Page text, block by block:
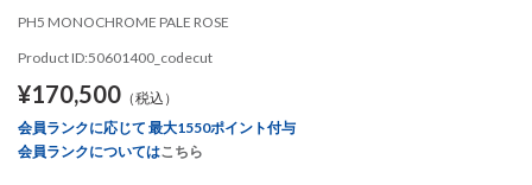
PH5 MONOCHROME PALE ROSE
Product ID:50601400_codecut
¥170,500 （税込）
会員ランクに応じて 最大1550ポイント付与
会員ランクについてはこちら